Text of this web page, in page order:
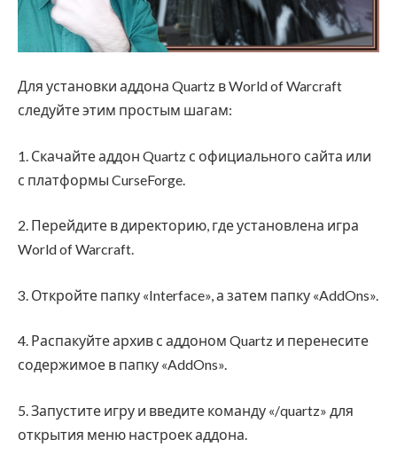
Для установки аддона Quartz в World of Warcraft
следуйте этим простым шагам:
1. Скачайте аддон Quartz с официального сайта или
с платформы CurseForge.
2. Перейдите в директорию, где установлена игра
World of Warcraft.
3. Откройте папку «Interface», а затем папку «AddOns».
4. Распакуйте архив с аддоном Quartz и перенесите
содержимое в папку «AddOns».
5. Запустите игру и введите команду «/quartz» для
открытия меню настроек аддона.